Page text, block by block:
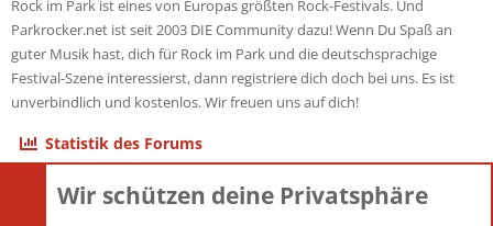
Rock im Park ist eines von Europas größten Rock-Festivals. Und
Parkrocker.net ist seit 2003 DIE Community dazu! Wenn Du Spaß an
guter Musik hast, dich für Rock im Park und die deutschsprachige
Festival-Szene interessierst, dann registriere dich doch bei uns. Es ist
unverbindlich und kostenlos. Wir freuen uns auf dich!
Statistik des Forums
ThemenWir schützen deine Privatsphäre